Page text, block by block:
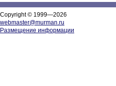
Copyright © 1999—2026
webmaster@murman.ru
Размещение информации